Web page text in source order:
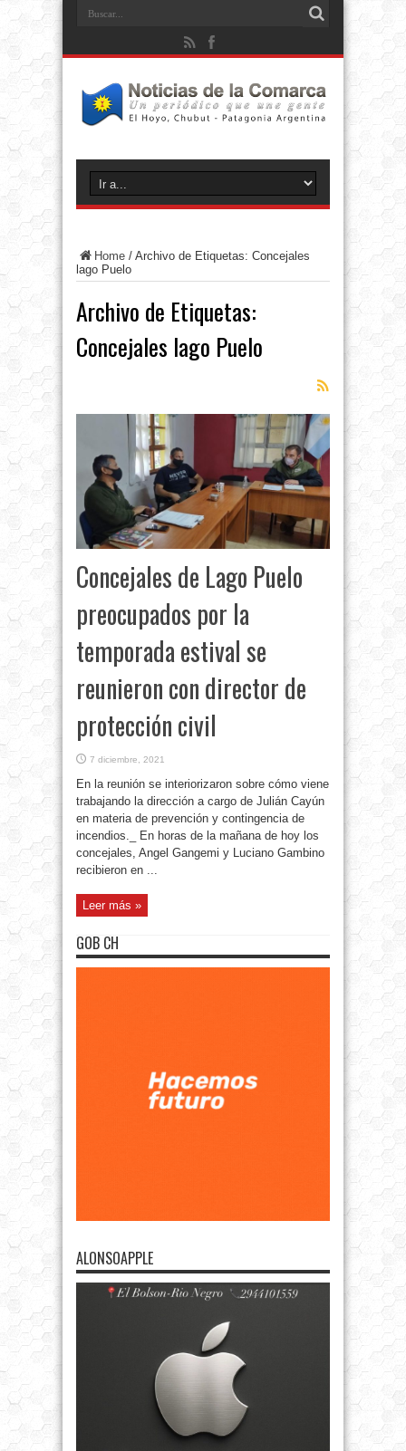
Home / Archivo de Etiquetas: Concejales
lago Puelo
Archivo de Etiquetas:
Concejales lago Puelo
Concejales de Lago Puelo
preocupados por la
temporada estival se
reunieron con director de
protección civil
7 diciembre, 2021
En la reunión se interiorizaron sobre cómo viene
trabajando la dirección a cargo de Julián Cayún
en materia de prevención y contingencia de
incendios._ En horas de la mañana de hoy los
concejales, Angel Gangemi y Luciano Gambino
recibieron en ...
Leer más »
GOB CH
ALONSOAPPLE